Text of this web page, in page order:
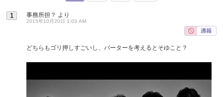
1 事務所担？ より
2015年10月20日 1:03 AM
どちらもゴリ押しすごいし、バーターを考えるとそゆこと？